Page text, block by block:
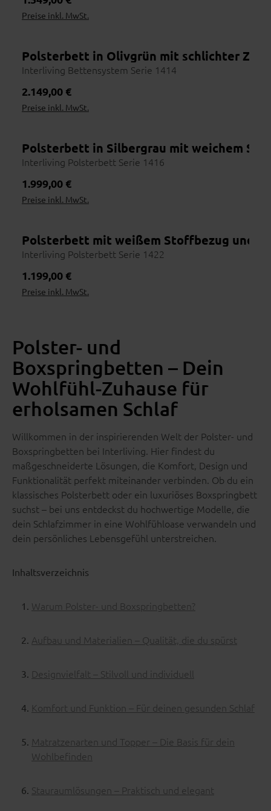
Wohnbeispiel
Preise inkl. MwSt.
Wohnbeispiel
Polsterbett in Olivgrün mit schlichter
Interliving Bettensystem Serie 1414
Regulärer Preis:
2.149,00 €
Preise inkl. MwSt.
Wohnbeispiel
Polsterbett in Silbergrau mit weichem
Interliving Polsterbett Serie 1416
Regulärer Preis:
1.999,00 €
Preise inkl. MwSt.
Wohnbeispiel
Polsterbett mit weißem Stoffbezug und
Interliving Polsterbett Serie 1422
Regulärer Preis:
1.199,00 €
Preise inkl. MwSt.
Polster- und
Boxspringbetten – Dein
Wohlfühl-Zuhause für
erholsamen Schlaf
Willkommen in der inspirierenden Welt der Polster- und
Boxspringbetten bei Interliving. Hier findest du
maßgeschneiderte Lösungen, die Komfort, Design und
Funktionalität perfekt miteinander verbinden. Ob du ein
klassisches Polsterbett oder ein luxuriöses Boxspringbett
suchst – bei uns entdeckst du hochwertige Modelle, die
dein Schlafzimmer in eine Wohlfühloase verwandeln und
dein persönliches Lebensgefühl unterstreichen.
Inhaltsverzeichnis
Warum Polster- und Boxspringbetten?
Aufbau und Materialien – Qualität, die du spürst
Designvielfalt – Stilvoll und individuell
Komfort und Funktion – Für deinen gesunden Schlaf
Matratzenarten und Topper – Die Basis für dein
Wohlbefinden
Stauraumlösungen – Praktisch und elegant